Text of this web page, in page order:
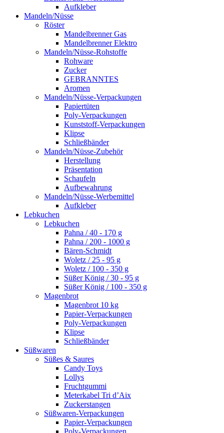
Aufkleber
Mandeln/Nüsse
Röster
Mandelbrenner Gas
Mandelbrenner Elektro
Mandeln/Nüsse-Rohstoffe
Rohware
Zucker
GEBRANNTES
Aromen
Mandeln/Nüsse-Verpackungen
Papiertüten
Poly-Verpackungen
Kunststoff-Verpackungen
Klipse
Schließbänder
Mandeln/Nüsse-Zubehör
Herstellung
Präsentation
Schaufeln
Aufbewahrung
Mandeln/Nüsse-Werbemittel
Aufkleber
Lebkuchen
Lebkuchen
Pahna / 40 - 170 g
Pahna / 200 - 1000 g
Bären-Schmidt
Woletz / 25 - 95 g
Woletz / 100 - 350 g
Süßer König / 30 - 95 g
Süßer König / 100 - 350 g
Magenbrot
Magenbrot 10 kg
Papier-Verpackungen
Poly-Verpackungen
Klipse
Schließbänder
Süßwaren
Süßes & Saures
Candy Toys
Lollys
Fruchtgummi
Meterkabel Tri d’Aix
Zuckerstangen
Süßwaren-Verpackungen
Papier-Verpackungen
Poly-Verpackungen